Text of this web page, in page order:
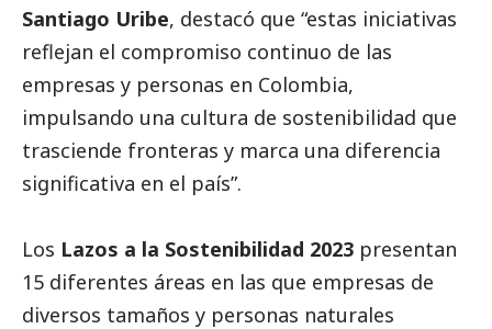
Santiago Uribe, destacó que “estas iniciativas
reflejan el compromiso continuo de las
empresas y personas en Colombia,
impulsando una cultura de sostenibilidad que
trasciende fronteras y marca una diferencia
significativa en el país”.
Los Lazos a la Sostenibilidad 2023 presentan
15 diferentes áreas en las que empresas de
diversos tamaños y personas naturales